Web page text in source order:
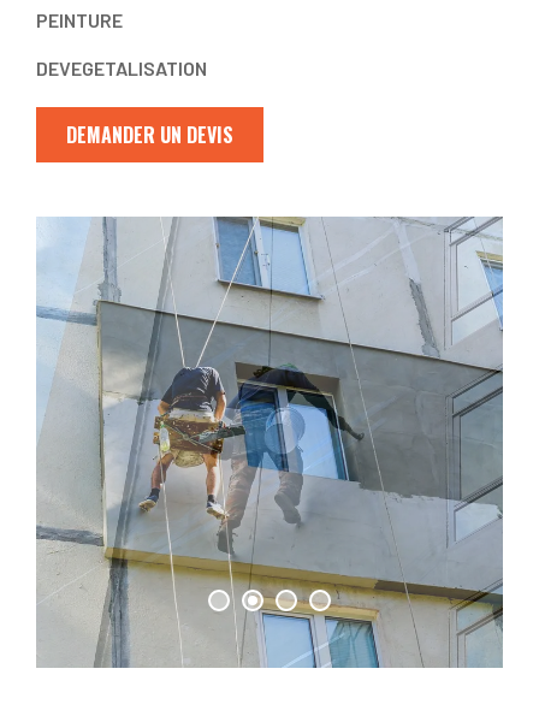
PEINTURE
DEVEGETALISATION
DEMANDER UN DEVIS